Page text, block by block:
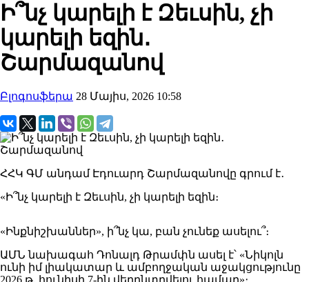
Ի՞նչ կարելի է Զեւսին, չի
կարելի եզին․
Շարմազանով
Բլոգոսֆերա 28 Մայիս, 2026 10:58
ՀՀԿ ԳՄ անդամ Էդուարդ Շարմազանովը գրում է․
«Ի՞նչ կարելի է Զեւսին, չի կարելի եզին։
«Ինքնիշխաններ», ի՞նչ կա, բան չունեք ասելու՞։
ԱՄՆ նախագահ Դոնալդ Թրամփն ասել է՝ «Նիկոլն
ունի իմ լիակատար և ամբողջական աջակցությունը
2026 թ. հունիսի 7-ին վերընտրվելու համար»։